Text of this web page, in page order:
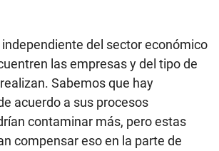
del sector económico
las empresas y del tipo de
Sabemos que hay
acuerdo a sus procesos
contaminar más, pero estas
compensar eso en la parte de